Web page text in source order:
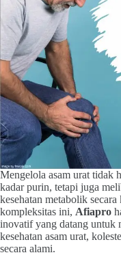
Mengelola asam urat tidak
kadar purin, tetapi juga
kesehatan metabolik
kompleksitas ini, Afiapro
inovatif yang datang untuk
kesehatan asam urat,
secara alami.